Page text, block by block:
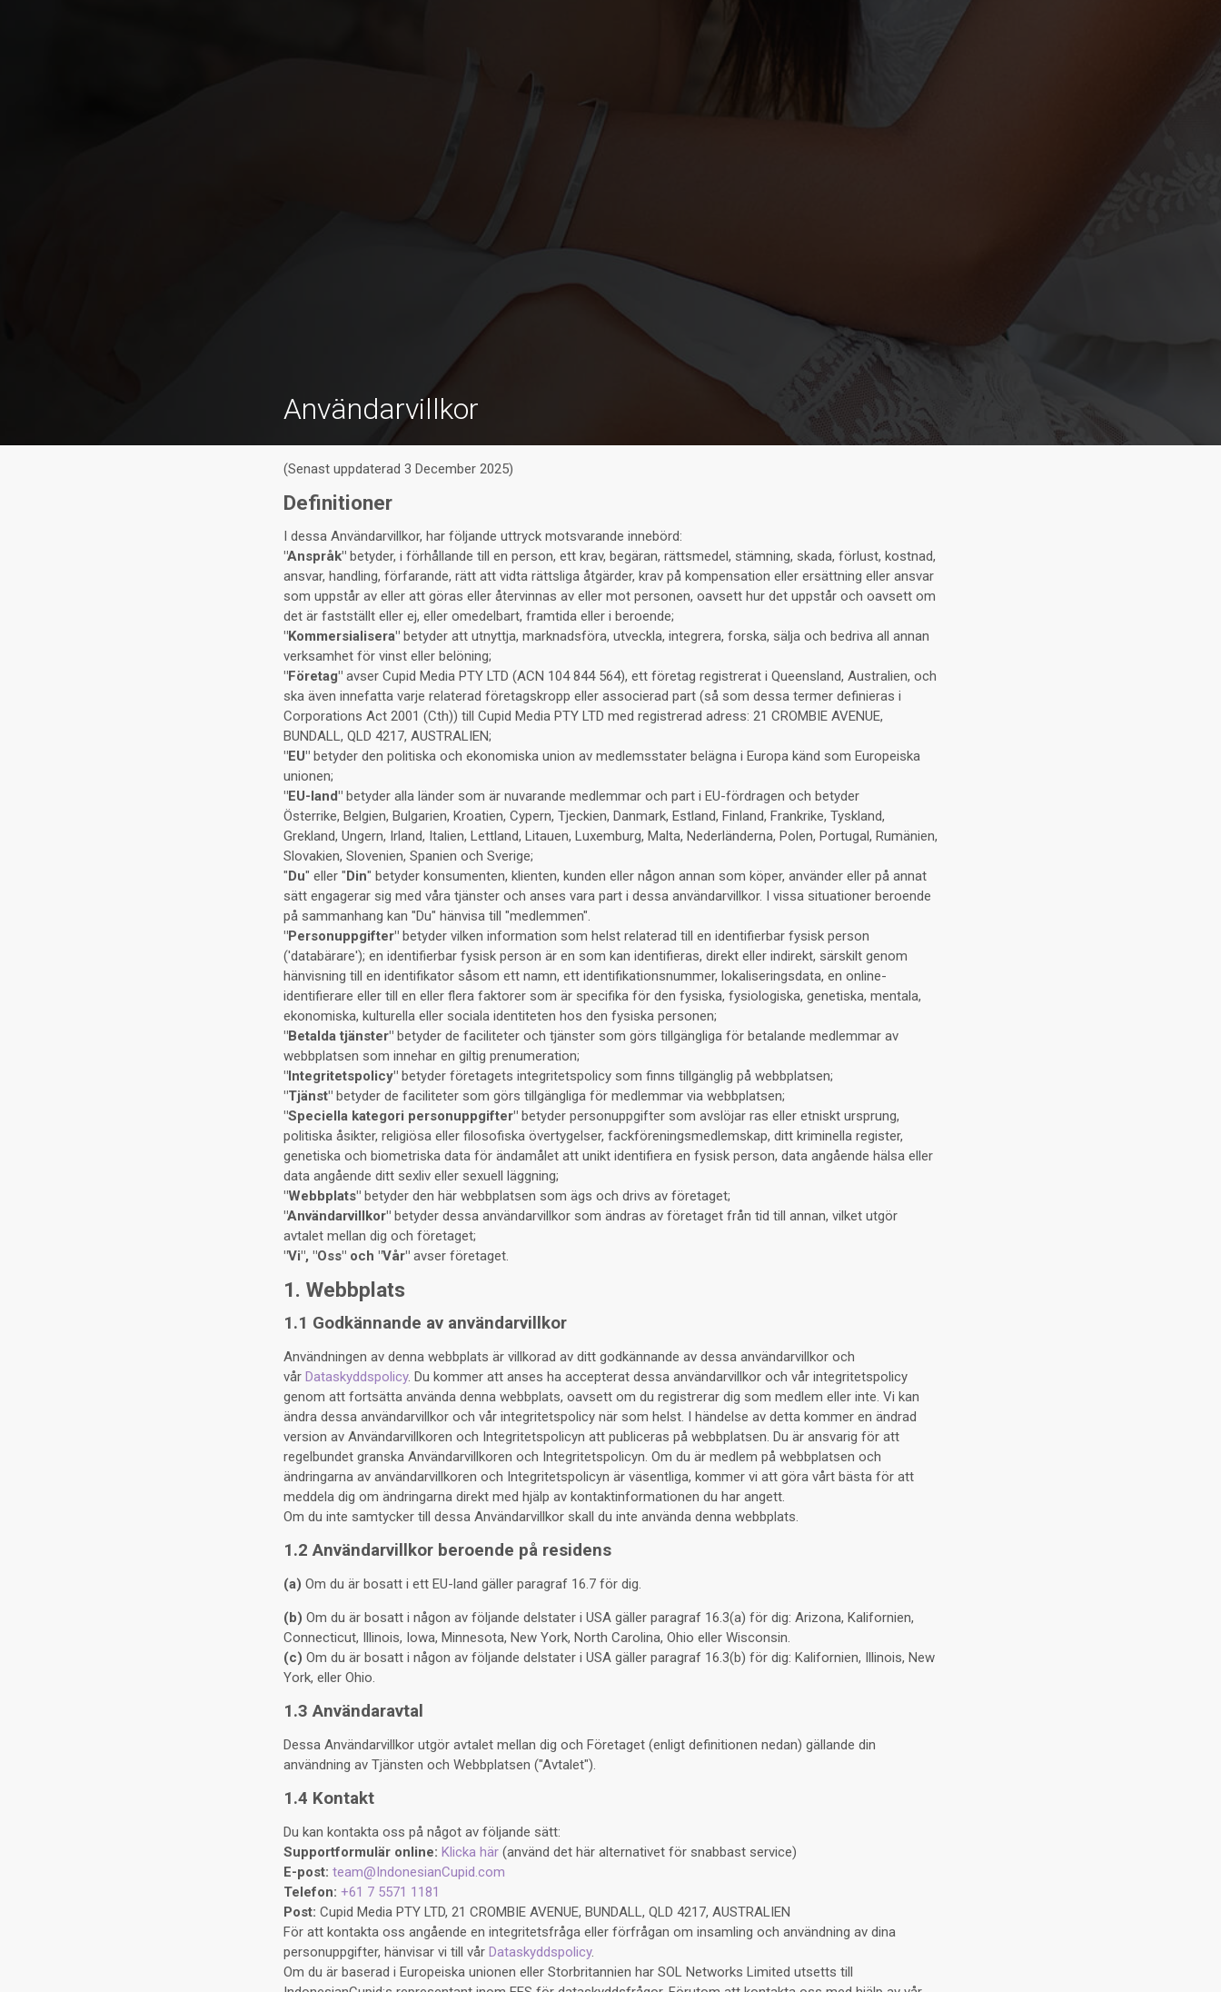
Användarvillkor
(Senast uppdaterad 3 December 2025)
Definitioner
I dessa Användarvillkor, har följande uttryck motsvarande innebörd:
"Anspråk" betyder, i förhållande till en person, ett krav, begäran, rättsmedel, stämning, skada, förlust, kostnad,
ansvar, handling, förfarande, rätt att vidta rättsliga åtgärder, krav på kompensation eller ersättning eller ansvar
som uppstår av eller att göras eller återvinnas av eller mot personen, oavsett hur det uppstår och oavsett om
det är fastställt eller ej, eller omedelbart, framtida eller i beroende;
"Kommersialisera" betyder att utnyttja, marknadsföra, utveckla, integrera, forska, sälja och bedriva all annan
verksamhet för vinst eller belöning;
"Företag" avser Cupid Media PTY LTD (ACN 104 844 564), ett företag registrerat i Queensland, Australien, och
ska även innefatta varje relaterad företagskropp eller associerad part (så som dessa termer definieras i
Corporations Act 2001 (Cth)) till Cupid Media PTY LTD med registrerad adress: 21 CROMBIE AVENUE,
BUNDALL, QLD 4217, AUSTRALIEN;
"EU" betyder den politiska och ekonomiska union av medlemsstater belägna i Europa känd som Europeiska
unionen;
"EU-land" betyder alla länder som är nuvarande medlemmar och part i EU-fördragen och betyder
Österrike, Belgien, Bulgarien, Kroatien, Cypern, Tjeckien, Danmark, Estland, Finland, Frankrike, Tyskland,
Grekland, Ungern, Irland, Italien, Lettland, Litauen, Luxemburg, Malta, Nederländerna, Polen, Portugal, Rumänien,
Slovakien, Slovenien, Spanien och Sverige;
"Du" eller "Din" betyder konsumenten, klienten, kunden eller någon annan som köper, använder eller på annat
sätt engagerar sig med våra tjänster och anses vara part i dessa användarvillkor. I vissa situationer beroende
på sammanhang kan "Du" hänvisa till "medlemmen".
"Personuppgifter" betyder vilken information som helst relaterad till en identifierbar fysisk person
('databärare'); en identifierbar fysisk person är en som kan identifieras, direkt eller indirekt, särskilt genom
hänvisning till en identifikator såsom ett namn, ett identifikationsnummer, lokaliseringsdata, en online-
identifierare eller till en eller flera faktorer som är specifika för den fysiska, fysiologiska, genetiska, mentala,
ekonomiska, kulturella eller sociala identiteten hos den fysiska personen;
"Betalda tjänster" betyder de faciliteter och tjänster som görs tillgängliga för betalande medlemmar av
webbplatsen som innehar en giltig prenumeration;
"Integritetspolicy" betyder företagets integritetspolicy som finns tillgänglig på webbplatsen;
"Tjänst" betyder de faciliteter som görs tillgängliga för medlemmar via webbplatsen;
"Speciella kategori personuppgifter" betyder personuppgifter som avslöjar ras eller etniskt ursprung,
politiska åsikter, religiösa eller filosofiska övertygelser, fackföreningsmedlemskap, ditt kriminella register,
genetiska och biometriska data för ändamålet att unikt identifiera en fysisk person, data angående hälsa eller
data angående ditt sexliv eller sexuell läggning;
"Webbplats" betyder den här webbplatsen som ägs och drivs av företaget;
"Användarvillkor" betyder dessa användarvillkor som ändras av företaget från tid till annan, vilket utgör
avtalet mellan dig och företaget;
"Vi", "Oss" och "Vår" avser företaget.
1. Webbplats
1.1 Godkännande av användarvillkor
Användningen av denna webbplats är villkorad av ditt godkännande av dessa användarvillkor och
vår Dataskyddspolicy. Du kommer att anses ha accepterat dessa användarvillkor och vår integritetspolicy
genom att fortsätta använda denna webbplats, oavsett om du registrerar dig som medlem eller inte. Vi kan
ändra dessa användarvillkor och vår integritetspolicy när som helst. I händelse av detta kommer en ändrad
version av Användarvillkoren och Integritetspolicyn att publiceras på webbplatsen. Du är ansvarig för att
regelbundet granska Användarvillkoren och Integritetspolicyn. Om du är medlem på webbplatsen och
ändringarna av användarvillkoren och Integritetspolicyn är väsentliga, kommer vi att göra vårt bästa för att
meddela dig om ändringarna direkt med hjälp av kontaktinformationen du har angett.
Om du inte samtycker till dessa Användarvillkor skall du inte använda denna webbplats.
1.2 Användarvillkor beroende på residens
(a) Om du är bosatt i ett EU-land gäller paragraf 16.7 för dig.
(b) Om du är bosatt i någon av följande delstater i USA gäller paragraf 16.3(a) för dig: Arizona, Kalifornien,
Connecticut, Illinois, Iowa, Minnesota, New York, North Carolina, Ohio eller Wisconsin.
(c) Om du är bosatt i någon av följande delstater i USA gäller paragraf 16.3(b) för dig: Kalifornien, Illinois, New
York, eller Ohio.
1.3 Användaravtal
Dessa Användarvillkor utgör avtalet mellan dig och Företaget (enligt definitionen nedan) gällande din
användning av Tjänsten och Webbplatsen ("Avtalet").
1.4 Kontakt
Du kan kontakta oss på något av följande sätt:
Supportformulär online: Klicka här (använd det här alternativet för snabbast service)
E-post: team@IndonesianCupid.com
Telefon: +61 7 5571 1181
Post: Cupid Media PTY LTD, 21 CROMBIE AVENUE, BUNDALL, QLD 4217, AUSTRALIEN
För att kontakta oss angående en integritetsfråga eller förfrågan om insamling och användning av dina
personuppgifter, hänvisar vi till vår Dataskyddspolicy.
Om du är baserad i Europeiska unionen eller Storbritannien har SOL Networks Limited utsetts till